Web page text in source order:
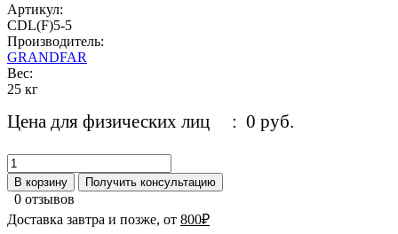
Артикул:
CDL(F)5-5
Производитель:
GRANDFAR
Вес:
25 кг
Цена для физических лиц : 0 руб.
В корзину Получить консультацию
0 отзывов
Доставка завтра и позже, от 800₽